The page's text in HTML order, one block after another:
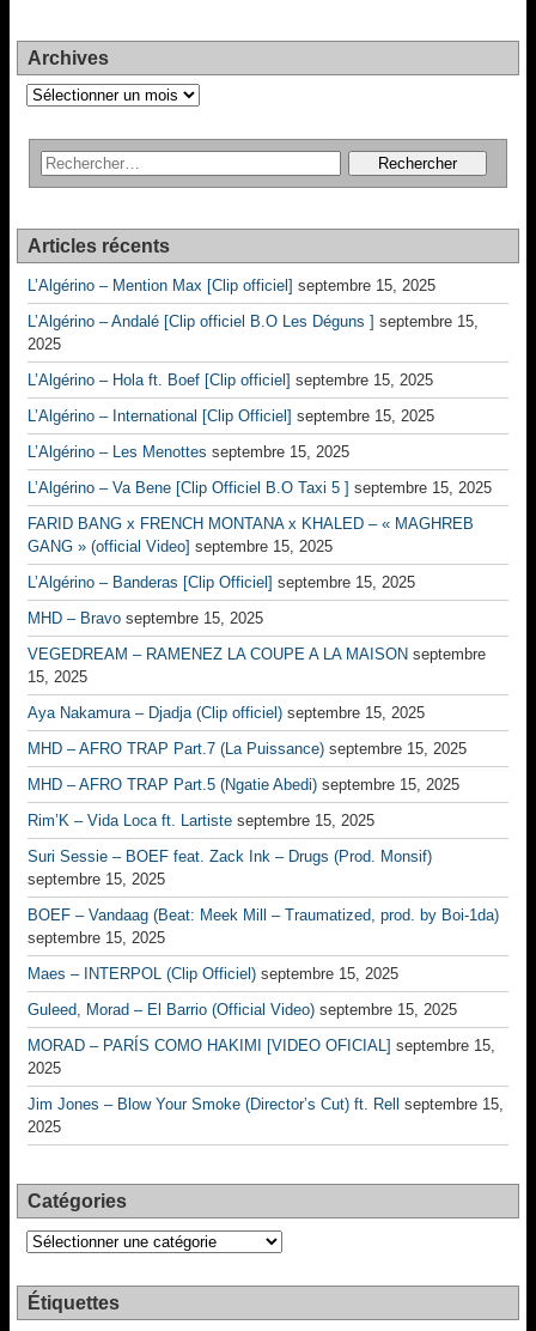
Archives
Archives
Articles récents
L’Algérino – Mention Max [Clip officiel] septembre 15, 2025
L’Algérino – Andalé [Clip officiel B.O Les Déguns ] septembre 15,
2025
L’Algérino – Hola ft. Boef [Clip officiel] septembre 15, 2025
L’Algérino – International [Clip Officiel] septembre 15, 2025
L’Algérino – Les Menottes septembre 15, 2025
L’Algérino – Va Bene [Clip Officiel B.O Taxi 5 ] septembre 15, 2025
FARID BANG x FRENCH MONTANA x KHALED – « MAGHREB
GANG » (official Video] septembre 15, 2025
L’Algérino – Banderas [Clip Officiel] septembre 15, 2025
MHD – Bravo septembre 15, 2025
VEGEDREAM – RAMENEZ LA COUPE A LA MAISON septembre
15, 2025
Aya Nakamura – Djadja (Clip officiel) septembre 15, 2025
MHD – AFRO TRAP Part.7 (La Puissance) septembre 15, 2025
MHD – AFRO TRAP Part.5 (Ngatie Abedi) septembre 15, 2025
Rim’K – Vida Loca ft. Lartiste septembre 15, 2025
Suri Sessie – BOEF feat. Zack Ink – Drugs (Prod. Monsif)
septembre 15, 2025
BOEF – Vandaag (Beat: Meek Mill – Traumatized, prod. by Boi-1da)
septembre 15, 2025
Maes – INTERPOL (Clip Officiel) septembre 15, 2025
Guleed, Morad – El Barrio (Official Video) septembre 15, 2025
MORAD – PARÍS COMO HAKIMI [VIDEO OFICIAL] septembre 15,
2025
Jim Jones – Blow Your Smoke (Director’s Cut) ft. Rell
septembre 15,
2025
Catégories
Catégories
Étiquettes